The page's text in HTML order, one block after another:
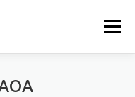
Menu
RESPONSÁVEL